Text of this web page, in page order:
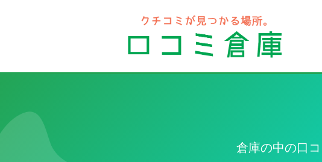
倉庫の中の口